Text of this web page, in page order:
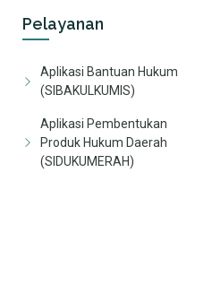
Pelayanan
Aplikasi Bantuan Hukum
(SIBAKULKUMIS)
Aplikasi Pembentukan
Produk Hukum Daerah
(SIDUKUMERAH)